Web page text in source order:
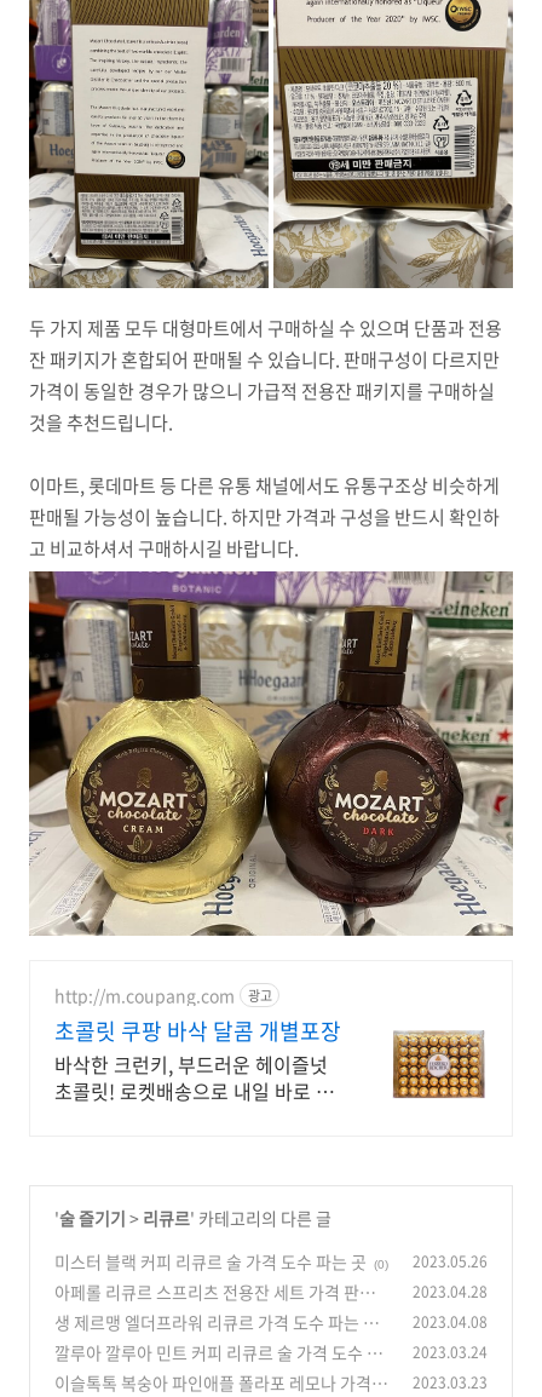
두 가지 제품 모두 대형마트에서 구매하실 수 있으며 단품과 전용
잔 패키지가 혼합되어 판매될 수 있습니다. 판매구성이 다르지만
가격이 동일한 경우가 많으니 가급적 전용잔 패키지를 구매하실
것을 추천드립니다.
이마트, 롯데마트 등 다른 유통 채널에서도 유통구조상 비슷하게
판매될 가능성이 높습니다. 하지만 가격과 구성을 반드시 확인하
고 비교하셔서 구매하시길 바랍니다.
http://m.coupang.com 광고
초콜릿 쿠팡 바삭 달콤 개별포장
바삭한 크런키, 부드러운 헤이즐넛
초콜릿! 로켓배송으로 내일 바로 만
'술 즐기기 > 리큐르' 카테고리의 다른 글
미스터 블랙 커피 리큐르 술 가격 도수 파는 곳
(0) 2023.05.26
아페롤 리큐르 스프리츠 전용잔 세트 가격 판매
안내
(0)
2023.04.28
생 제르맹 엘더프라워 리큐르 가격 도수 파는 곳
안내
(0)
2023.04.08
깔루아 깔루아 민트 커피 리큐르 술 가격 도수 소
개
(0)
2023.03.24
이슬톡톡 복숭아 파인애플 폴라포 레모나 가격 도
2023.03.23